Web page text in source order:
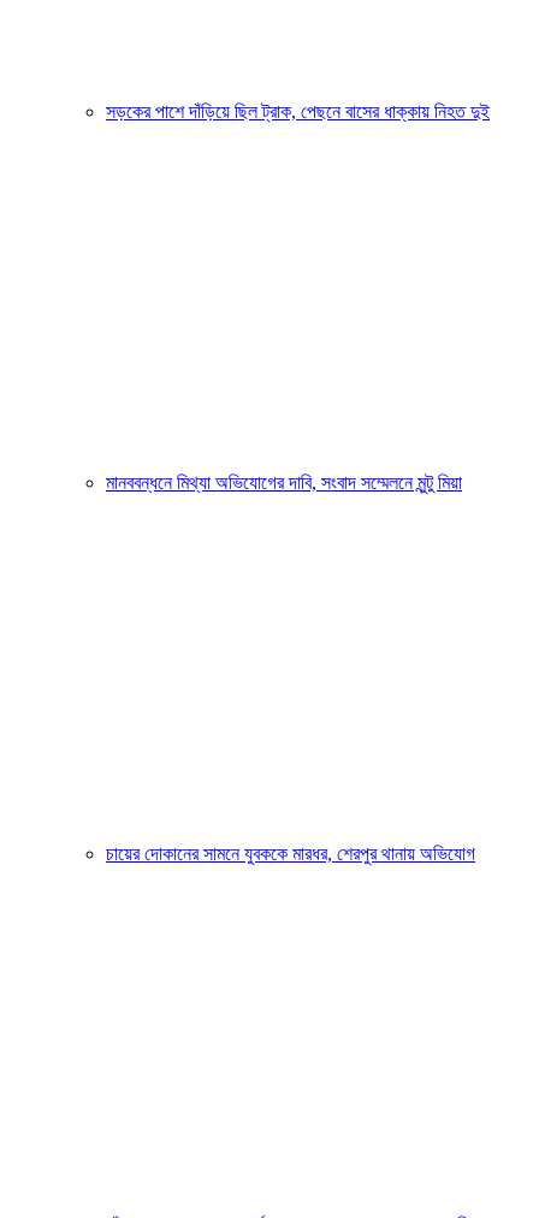
সড়কের পাশে দাঁড়িয়ে ছিল ট্রাক, পেছনে বাসের ধাক্কায় নিহত দুই
মানববন্ধনে মিথ্যা অভিযোগের দাবি, সংবাদ সম্মেলনে মুন্টু মিয়া
চায়ের দোকানের সামনে যুবককে মারধর, শেরপুর থানায় অভিযোগ